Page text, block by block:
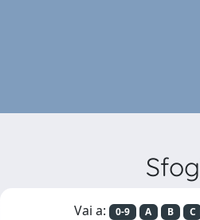
Vai a: 0-9 A B C